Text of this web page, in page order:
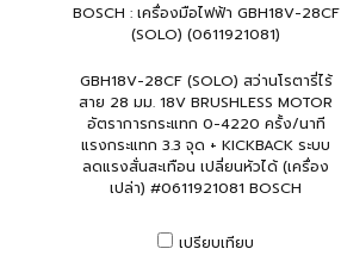
BOSCH : เครื่องมือไฟฟ้า GBH18V-28CF
(SOLO) (0611921081)
GBH18V-28CF (SOLO) สว่านโรตารี่ไร้
สาย 28 มม. 18V BRUSHLESS MOTOR
อัตราการกระแทก 0-4220 ครั้ง/นาที
แรงกระแทก 3.3 จุด + KICKBACK ระบบ
ลดแรงสั่นสะเทือน เปลี่ยนหัวได้ (เครื่อง
เปล่า) #0611921081 BOSCH
เปรียบเทียบ